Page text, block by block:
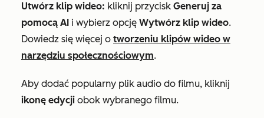
Utwórz klip wideo: kliknij przycisk Generuj za
pomocą AI i wybierz opcję Wytwórz klip wideo.
Dowiedz się więcej o tworzeniu klipów wideo w
narzędziu społecznościowym.
Aby dodać popularny plik audio do filmu, kliknij
ikonę edycji obok wybranego filmu.